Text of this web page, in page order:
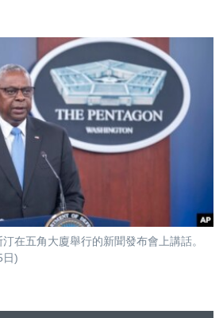
在五角大廈舉行的新聞發布會上講話。
日)